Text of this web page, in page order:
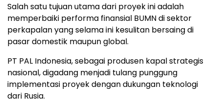
Salah satu tujuan utama dari proyek ini adalah
memperbaiki performa finansial BUMN di sektor
perkapalan yang selama ini kesulitan bersaing di
pasar domestik maupun global.
PT PAL Indonesia, sebagai produsen kapal strategis
nasional, digadang menjadi tulang punggung
implementasi proyek dengan dukungan teknologi
dari Rusia.